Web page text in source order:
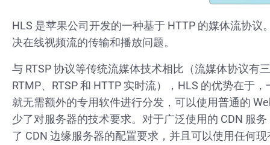
HLS 是苹果公司开发的一种基于 HTTP 的媒体流协议
决在线视频流的传输和播放问题。
与 RTSP 协议等传统流媒体技术相比（流媒体协议有
RTMP、RTSP 和 HTTP 实时流），HLS 的优势在于
就无需额外的专用软件进行分发，可以使用普通的
少了对服务器的技术要求。对于广泛使用的 CDN 服
了 CDN 边缘服务器的配置要求，并且可以使用任何现